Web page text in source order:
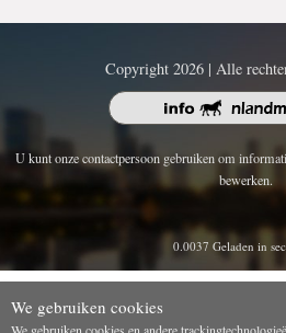
Copyright 2026 | Alle
U kunt onze contactpersoon gebruiken om
bewerken.
0.0037 Geladen in
We gebruiken cookies